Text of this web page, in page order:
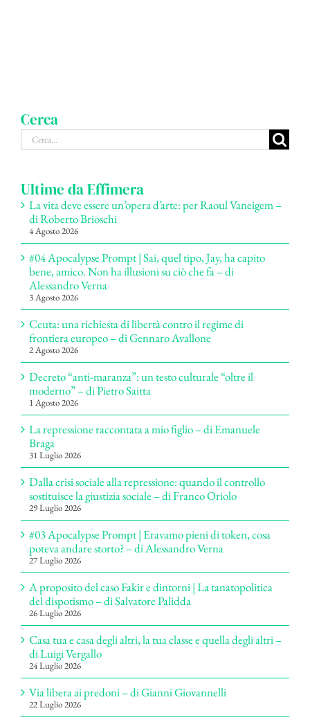
Cerca
Cerca
per:
Ultime da Effimera
La vita deve essere un’opera d’arte: per Raoul Vaneigem –
di Roberto Brioschi
4 Agosto 2026
#04 Apocalypse Prompt | Sai, quel tipo, Jay, ha capito
bene, amico. Non ha illusioni su ciò che fa – di
Alessandro Verna
3 Agosto 2026
Ceuta: una richiesta di libertà contro il regime di
frontiera europeo – di Gennaro Avallone
2 Agosto 2026
Decreto “anti-maranza”: un testo culturale “oltre il
moderno” – di Pietro Saitta
1 Agosto 2026
La repressione raccontata a mio figlio – di Emanuele
Braga
31 Luglio 2026
Dalla crisi sociale alla repressione: quando il controllo
sostituisce la giustizia sociale – di Franco Oriolo
29 Luglio 2026
#03 Apocalypse Prompt | Eravamo pieni di token, cosa
poteva andare storto? – di Alessandro Verna
27 Luglio 2026
A proposito del caso Fakir e dintorni | La tanatopolitica
del dispotismo – di Salvatore Palidda
26 Luglio 2026
Casa tua e casa degli altri, la tua classe e quella degli altri –
di Luigi Vergallo
24 Luglio 2026
Via libera ai predoni – di Gianni Giovannelli
22 Luglio 2026